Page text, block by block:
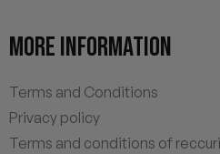
MORE INFORMATION
Terms and Conditions
Privacy policy
Terms and conditions of